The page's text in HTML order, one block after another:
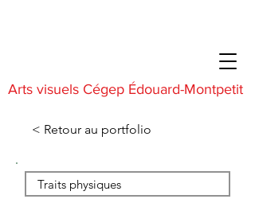
Arts visuels Cégep Édouard-Montpetit
< Retour au portfolio